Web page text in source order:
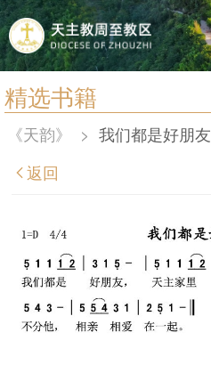
精选书籍
首页
宗教法规
教区简介
信仰文萃
教会圣月
《天韵》 > 我们都是好朋友
返回